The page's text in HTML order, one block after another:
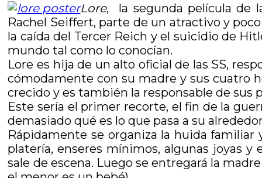
Lore, la segunda película de
Rachel Seiffert, parte de un atractivo y
la caída del Tercer Reich y el suicidio de
mundo tal como lo conocían.
Lore es hija de un alto oficial de las SS,
cómodamente con su madre y sus cuatro
crecido y es también la responsable de sus
Este sería el primer recorte, el fin de la
demasiado qué es lo que pasa a su
Rápidamente se organiza la huida
platería, enseres mínimos, algunas joyas
sale de escena. Luego se entregará la